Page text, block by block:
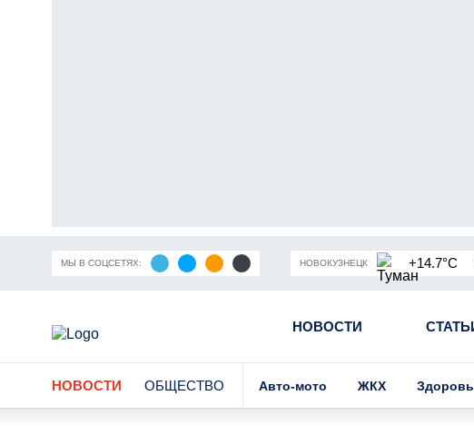
МЫ В СОЦСЕТЯХ: НОВОКУЗНЕЦК +14.7°C
НОВОСТИ
Кузбасса Пандемия коронавирусной инфекции Частичная
НОВОСТИ ОБЩЕСТВО Авто-мото ЖКХ